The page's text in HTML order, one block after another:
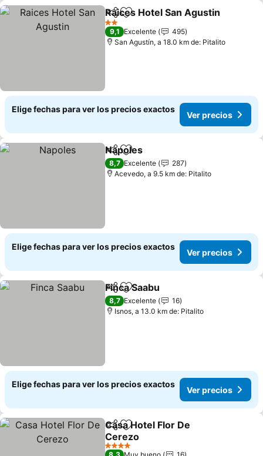
CompartirAgregar a favoritos
Raices Hotel San Agustin
2 Estrellas
9,1 Excelente
495
San Agustín, a 18.0 km de: Pitalito
Elige fechas para ver los precios exactos
Ver precios
CompartirAgregar a favoritos
Napoles
8,7 Excelente
287
Acevedo, a 9.5 km de: Pitalito
Elige fechas para ver los precios exactos
Ver precios
CompartirAgregar a favoritos
Finca Saabu
8,7 Excelente
16
Isnos, a 13.0 km de: Pitalito
Elige fechas para ver los precios exactos
Ver precios
CompartirAgregar a favoritos
Casa Hotel Flor De
Cerezo
4 Estrellas